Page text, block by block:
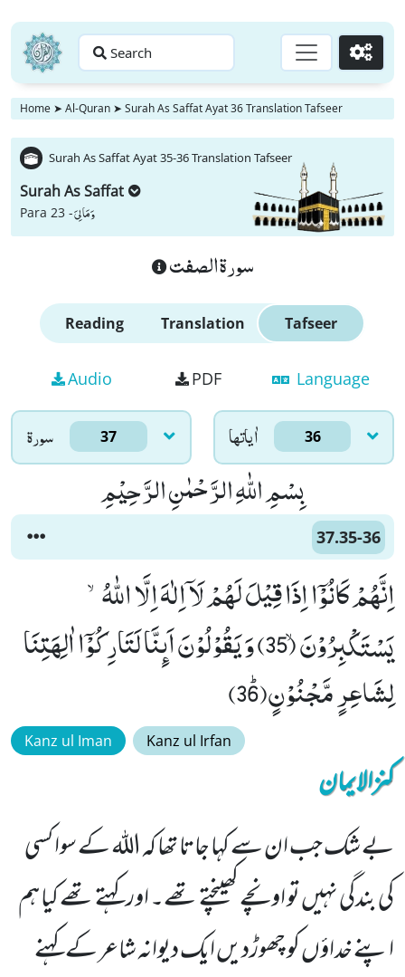
Search Go
Home ➤ Al-Quran ➤ Surah As Saffat Ayat 36 Translation Tafseer
Surah As Saffat Ayat 35-36 Translation Tafseer
Surah As Saffat
Para 23 -وَ مَا لِیَ
سورة الصفت
Reading Translation Tafseer
Audio PDF Language
سورۃ 37 اٰياتها 36
بِسْمِ اللّٰهِ الرَّحْمٰنِ الرَّحِیْمِ
37.35-36
اِنَّهُمْ كَانُوْۤا اِذَا قِیْلَ لَهُمْ لَاۤ اِلٰهَ اِلَّا اللّٰهُۙ-
یَسْتَكْبِرُوْنَۙ (35) وَ یَقُوْلُوْنَ اَىٕنَّا لَتَارِكُوْۤا اٰلِهَتِنَا
لِشَاعِرٍ مَّجْنُوْنٍﭤ(36)
Kanz ul Iman Kanz ul Irfan
کنزالایمان
بے شک جب ان سے کہا جاتا تھا کہ اللہ کے سوا کسی
کی بندگی نہیں تو اونچے کھینچتے تھے۔ اور کہتے تھے کیا ہم
اپنے خداؤں کو چھوڑدیں ایک دیوانہ شاعر کے کہنے